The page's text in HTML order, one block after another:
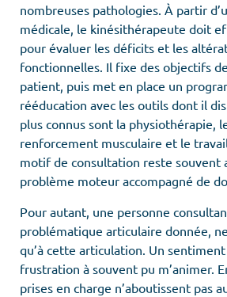
nombreuses pathologies. À partir
médicale, le kinésithérapeute doit
pour évaluer les déficits et les
fonctionnelles. Il fixe des objectifs
patient, puis met en place un
rééducation avec les outils dont il
plus connus sont la physiothérapie,
renforcement musculaire et le
motif de consultation reste souvent
problème moteur accompagné de
Pour autant, une personne
problématique articulaire donnée,
qu’à cette articulation. Un
frustration à souvent pu m’animer.
prises en charge n’aboutissent pas